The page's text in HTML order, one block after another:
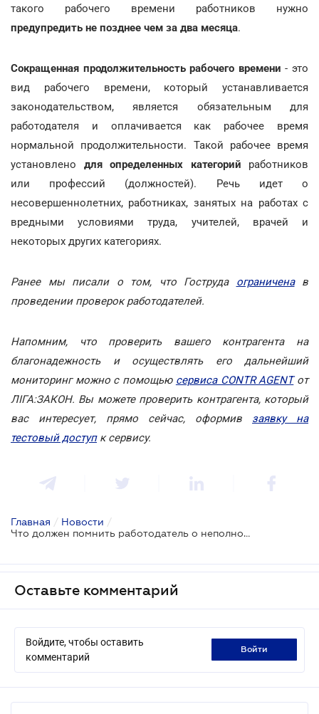
такого рабочего времени работников нужно
предупредить не позднее чем за два месяца.
Сокращенная продолжительность рабочего времени - это
вид рабочего времени, который устанавливается
законодательством, является обязательным для
работодателя и оплачивается как рабочее время
нормальной продолжительности. Такой рабочее время
установлено для определенных категорий работников
или профессий (должностей). Речь идет о
несовершеннолетних, работниках, занятых на работах с
вредными условиями труда, учителей, врачей и
некоторых других категориях.
Ранее мы писали о том, что Гоструда ограниченав
проведении проверок работодателей.
Напомним, что проверить вашего контрагента на
благонадежность и осуществлять его дальнейший
мониторинг можно с помощью сервиса CONTR AGENTот
ЛІГА:ЗАКОН. Вы можете проверить контрагента, который
вас интересует, прямо сейчас, оформив заявку на
тестовый доступк сервису.
Главная / Новости /
Что должен помнить работодатель о неполном и сокращенном рабочем времени
Оставьте комментарий
Войдите, чтобы оставить
комментарий
войти